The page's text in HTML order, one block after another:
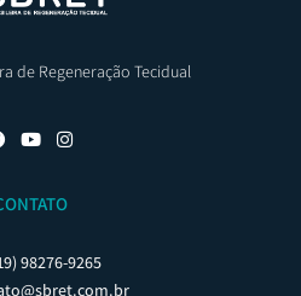
de Regeneração Tecidual
98276-9265